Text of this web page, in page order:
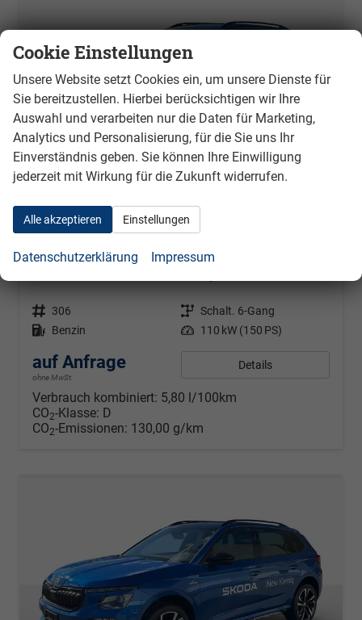
Monte Carlo 1.5 TSI ACT 110 kW 6-gang
Fahrzeugnr. 306 Getriebe Schalt. 6-Gang
Kraftstoff Benzin Leistung 110 kW (150 PS)
auf Anfrage
ohne MwSt.
Details
Verbrauch kombiniert: 5,80 l/100km
CO2-Klasse: D
CO2-Emissionen: 130,00 g/km
Cookie Einstellungen
Unsere Website setzt Cookies ein, um unsere Dienste für
Sie bereitzustellen. Hierbei berücksichtigen wir Ihre
Auswahl und verarbeiten nur die Daten für Marketing,
Analytics und Personalisierung, für die Sie uns Ihr
Einverständnis geben. Sie können Ihre Einwilligung
jederzeit mit Wirkung für die Zukunft widerrufen.
Alle akzeptieren Einstellungen
Datenschutzerklärung Impressum